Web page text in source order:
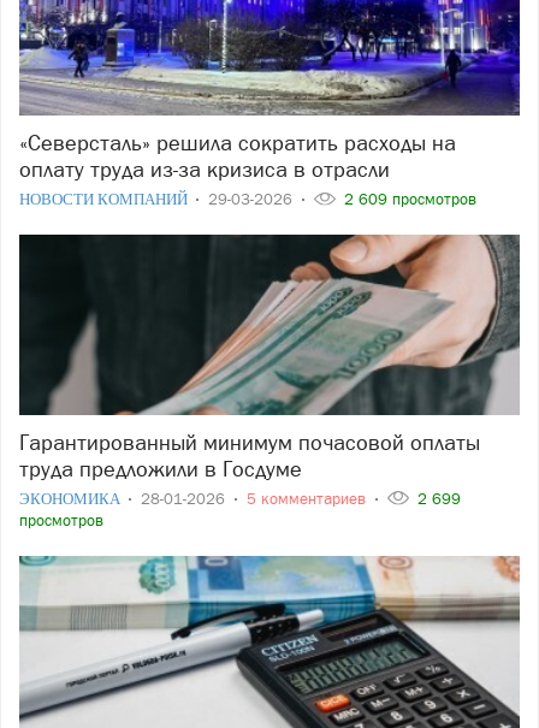
«Северсталь» решила сократить расходы на
оплату труда из-за кризиса в отрасли
НОВОСТИ КОМПАНИЙ 29-03-2026 2 609 просмотров
Гарантированный минимум почасовой оплаты
труда предложили в Госдуме
ЭКОНОМИКА 28-01-2026 5 комментариев
2 699
просмотров